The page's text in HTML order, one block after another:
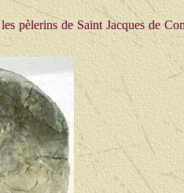
pèlerins de Saint Jacques de